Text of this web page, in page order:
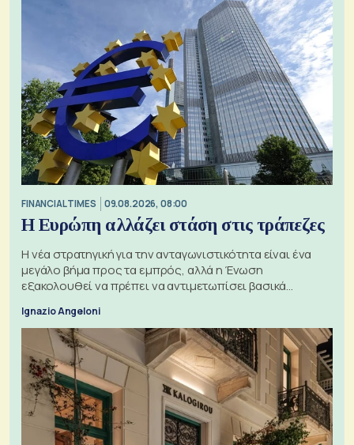
FINANCIAL TIMES 09.08.2026, 08:00
Η Ευρώπη αλλάζει στάση στις τράπεζες
Η νέα στρατηγική για την ανταγωνιστικότητα είναι ένα
μεγάλο βήμα προς τα εμπρός, αλλά η Ένωση
εξακολουθεί να πρέπει να αντιμετωπίσει βασικά
Ignazio Angeloni